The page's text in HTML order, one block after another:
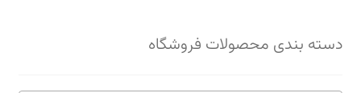
دسته بندی محصولات فروشگاه